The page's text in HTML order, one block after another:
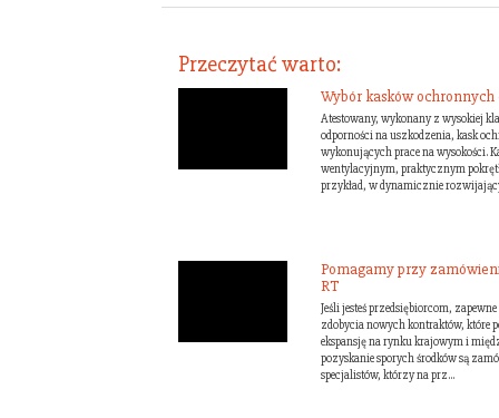
Przeczytać warto:
Wybór kasków
Atestowany, wykonany z wysokiej
odporności na uszkodzenia, kask
wykonujących prace na wysokości.
wentylacyjnym, praktycznym
przykład, w dynamicznie
Pomagamy przy
RT
Jeśli jesteś przedsiębiorcom,
zdobycia nowych kontraktów, które
ekspansję na rynku krajowym i
pozyskanie sporych środków są
specjalistów, którzy na prz...